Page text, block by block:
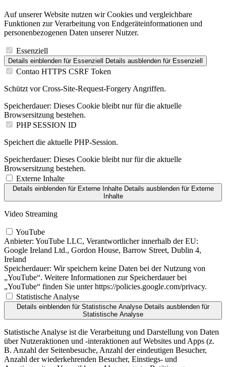
Auf unserer Website nutzen wir Cookies und vergleichbare
Funktionen zur Verarbeitung von Endgeräteinformationen und
personenbezogenen Daten unserer Nutzer.
Essenziell
Details einblenden für Essenziell Details ausblenden für Essenziell
Contao HTTPS CSRF Token
Schützt vor Cross-Site-Request-Forgery Angriffen.
Speicherdauer: Dieses Cookie bleibt nur für die aktuelle
Browsersitzung bestehen.
PHP SESSION ID
Speichert die aktuelle PHP-Session.
Speicherdauer: Dieses Cookie bleibt nur für die aktuelle
Browsersitzung bestehen.
Externe Inhalte
Details einblendenfür Externe Inhalte Details ausblendenfür Externe
Inhalte
Video Streaming
YouTube
Anbieter: YouTube LLC, Verantwortlicher innerhalb der EU:
Google Ireland Ltd., Gordon House, Barrow Street, Dublin 4,
Ireland
Speicherdauer: Wir speichern keine Daten bei der Nutzung von
„YouTube“. Weitere Informationen zur Speicherdauer bei
„YouTube“ finden Sie unter https://policies.google.com/privacy.
Statistische Analyse
Details einblenden für Statistische Analyse Details ausblenden für
Statistische Analyse
Statistische Analyse ist die Verarbeitung und Darstellung von Daten
über Nutzeraktionen und -interaktionen auf Websites und Apps (z.
B. Anzahl der Seitenbesuche, Anzahl der eindeutigen Besucher,
Anzahl der wiederkehrenden Besucher, Einstiegs- und